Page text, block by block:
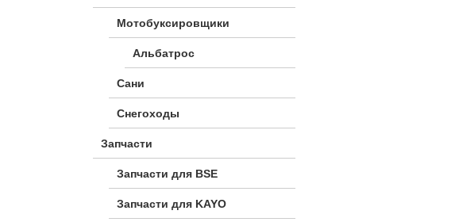
Мотобуксировщики
Альбатрос
Сани
Снегоходы
Запчасти
Запчасти для BSE
Запчасти для KAYO